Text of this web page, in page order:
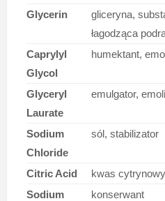
Glycerin
gliceryna,
łagodząca
Caprylyl
Glycol
humektant,
Glyceryl
Laurate
emulgator,
Sodium
Chloride
sól, stabilizator
Citric Acid
kwas
Sodium
konserwant